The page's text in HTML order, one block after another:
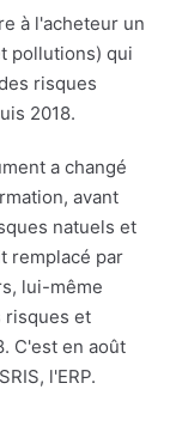
à l'acheteur un
pollutions) qui
risques
2018.
a changé
avant
natuels et
remplacé par
lui-même
risques et
C'est en août
l'ERP.